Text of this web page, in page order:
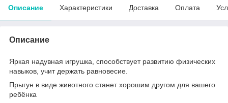
Описание Характеристики Доставка Оплата
Описание
Яркая надувная игрушка, способствует развитию физических
навыков, учит держать равновесие.
Прыгун в виде животного станет хорошим другом для вашего
ребёнка